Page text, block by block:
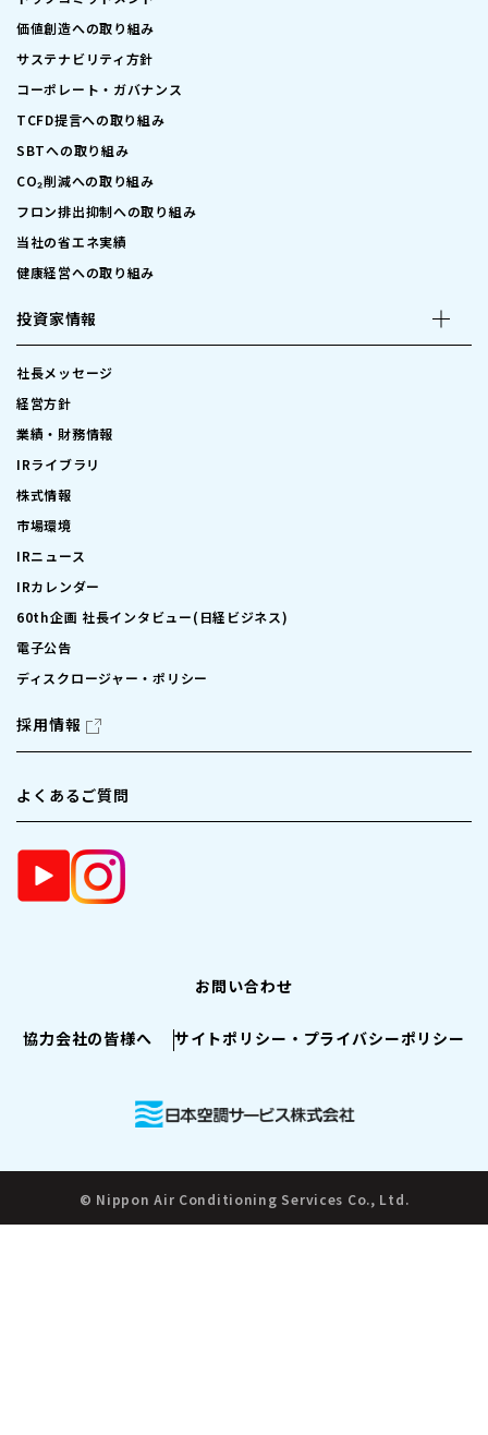
価値創造への取り組み
サステナビリティ方針
コーポレート・ガバナンス
TCFD提言への取り組み
SBTへの取り組み
CO₂削減への取り組み
フロン排出抑制への取り組み
当社の省エネ実績
健康経営への取り組み
投資家情報
社長メッセージ
経営方針
業績・財務情報
IRライブラリ
株式情報
市場環境
IRニュース
IRカレンダー
60th企画 社長インタビュー(日経ビジネス)
電子公告
ディスクロージャー・ポリシー
採用情報
よくあるご質問
お問い合わせ
協力会社の皆様へ サイトポリシー・プライバシーポリシー
© Nippon Air Conditioning Services Co., Ltd.